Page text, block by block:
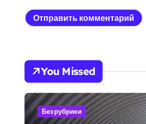
You Missed
Без рубрики